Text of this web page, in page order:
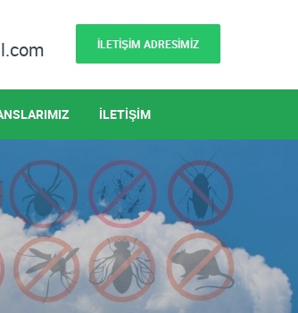
İLETİŞİM ADRESİMİZ
İLETİŞİM